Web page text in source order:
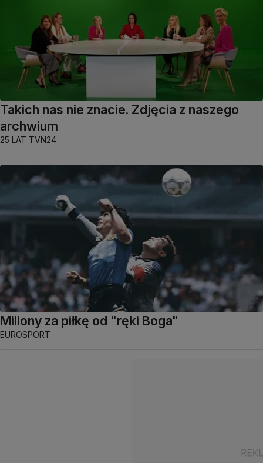
Takich nas nie znacie. Zdjęcia z naszego
archwium
25 LAT TVN24
Miliony za piłkę od "ręki Boga"
EUROSPORT